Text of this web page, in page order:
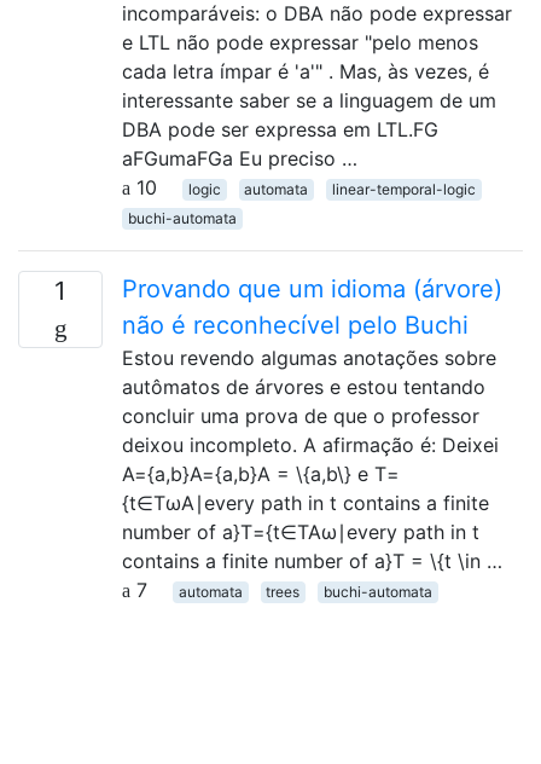
incomparáveis: o DBA não pode expressar
e LTL não pode expressar "pelo menos
cada letra ímpar é 'a'" . Mas, às vezes, é
interessante saber se a linguagem de um
DBA pode ser expressa em LTL.FG
aFGumaFGa Eu preciso …
10
logic automata
linear-temporal-logic
buchi-automata
1
Provando que um idioma (árvore)
não é reconhecível pelo Buchi
Estou revendo algumas anotações sobre
autômatos de árvores e estou tentando
concluir uma prova de que o professor
deixou incompleto. A afirmação é: Deixei
A={a,b}A={a,b}A = \{a,b\} e T=
{t∈TωA∣every path in t contains a finite
number of a}T={t∈TAω∣every path in t
contains a finite number of a}T = \{t \in …
7
automata trees buchi-automata